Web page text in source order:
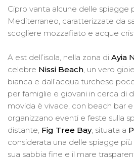
Cipro vanta alcune delle spiagge
Mediterraneo, caratterizzate da
scogliere mozzafiato e acque
A est dell’isola, nella zona di Ayia
celebre Nissi Beach, un vero
bianca e dall’acqua turchese
per famiglie e giovani in cerca di
movida è vivace, con beach bar
organizzano eventi e feste sulla
distante, Fig Tree Bay, situata a
considerata una delle spiagge più
sua sabbia fine e il mare